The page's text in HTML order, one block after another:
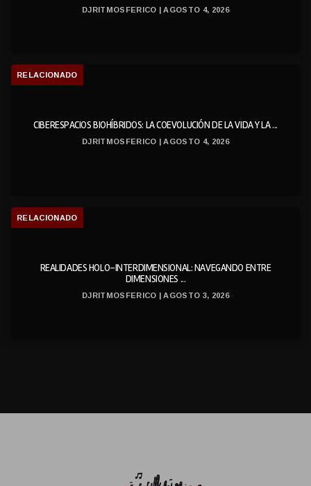
DJRITMOSFERICO | AGOSTO 4, 2026
RELACIONADO
CIBERESPACIOS BIOHÍBRIDOS: LA COEVOLUCIÓN DE LA VIDA Y LA ...
DJRITMOSFERICO | AGOSTO 4, 2026
RELACIONADO
REALIDADES HOLO-INTERDIMENSIONAL: NAVEGANDO ENTRE
DIMENSIONES ...
DJRITMOSFERICO | AGOSTO 3, 2026